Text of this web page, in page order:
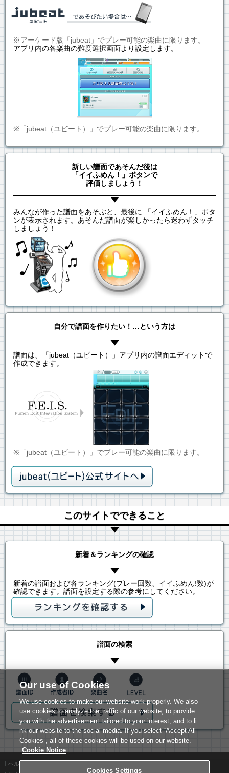
※アーケード版「jubeat」でプレー可能の楽曲に限ります。
アプリ内の各楽曲の難度選択画面より設定します。
※「jubeat（ユビート）」でプレー可能の楽曲に限ります。
新しい譜面であそんだ後は
「イイふめん！」ボタンで
評価しましょう！
みんなが作った譜面をあそぶと、最後に 「イイふめん！」ボタ
ンが表示されます。あそんだ譜面が楽しかったら迷わずタッチ
しましょう！
自分で譜面を作りたい！…という方は
譜面は、「jubeat（ユビート）」アプリ内の譜面エディットで
作成できます。
※「jubeat（ユビート）」でプレー可能の楽曲に限ります。
このサイトでできること
新着＆ランキングの確認
新着の譜面および各ランキング(プレー回数、イイふめん!数)が
確認できます。譜面を設定する際の参考にしてください。
譜面の検索
ヘルプ
Our use of Cookies
We use cookies to make our website work properly. We also
use cookies to analyze the traffic of our website, to provide
you with the advertisement tailored to your interest, and to li
nk our website to the social media. If you select “Accept All
Cookies”, all of these cookies will be used on our website.
Cookie Notice
Cookies Settings